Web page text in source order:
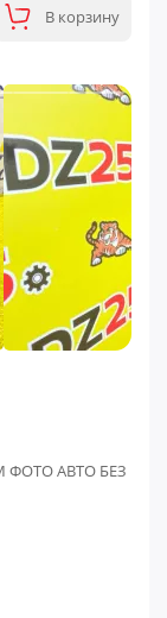
В корзину
ФОТО АВТО БЕЗ